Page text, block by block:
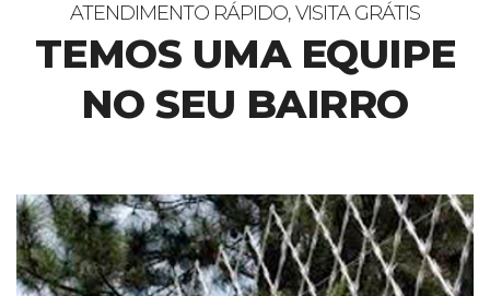
ATENDIMENTO RÁPIDO, VISITA GRÁTIS
TEMOS UMA EQUIPE
NO SEU BAIRRO